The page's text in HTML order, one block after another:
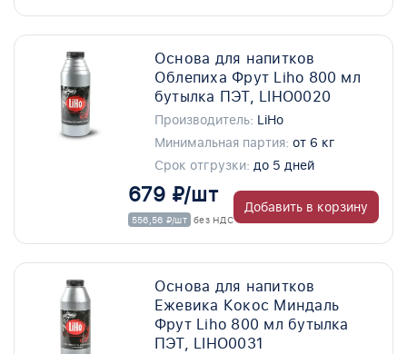
Основа для напитков
Облепиха Фрут Liho 800 мл
бутылка ПЭТ, LIHO0020
Производитель: LiHo
Минимальная партия: от 6 кг
Срок отгрузки: до 5 дней
679 ₽/шт
556,56 ₽/шт без НДС
Добавить в корзину
Основа для напитков
Ежевика Кокос Миндаль
Фрут Liho 800 мл бутылка
ПЭТ, LIHO0031